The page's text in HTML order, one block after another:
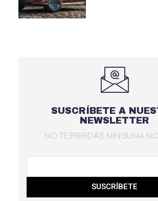
SUSCRÍBETE A
NEWSLETTER
NO TE PIERDAS NINGUNA
SUSCRÍBETE